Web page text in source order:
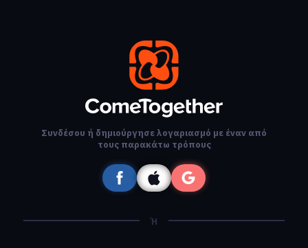
Συνδέσου ή δημιούργησε λογαριασμό με έναν από
τους παρακάτω τρόπους
Ή